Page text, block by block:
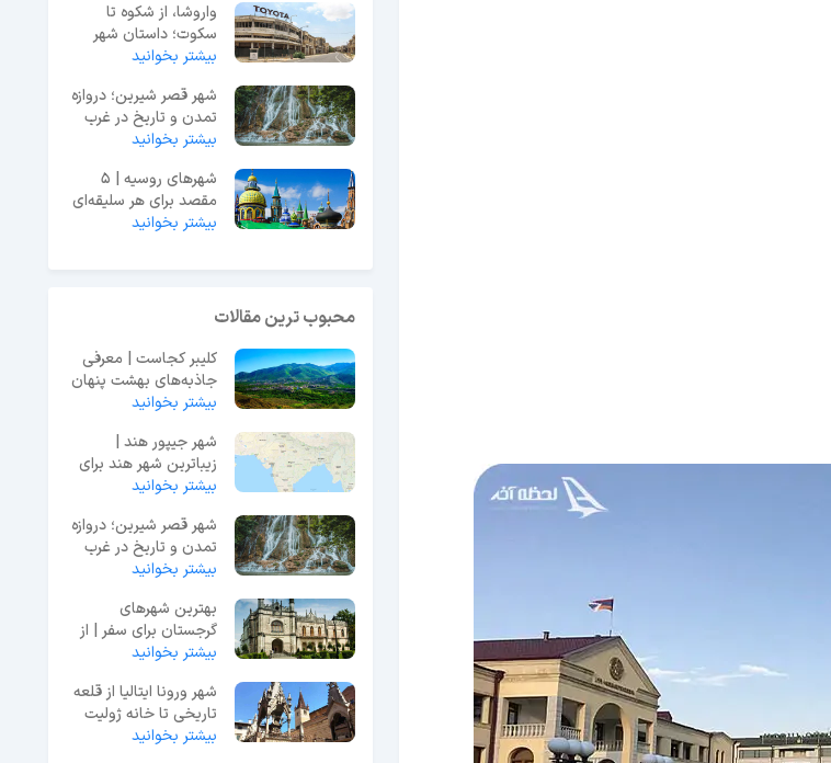
واروشا، از شکوه تا
سکوت؛ داستان شهر
ارواح قبرس شمالی
بیشتر بخوانید
شهر قصر شیرین؛ دروازه
تمدن و تاریخ در غرب
ایران
بیشتر بخوانید
شهرهای روسیه | 5
مقصد برای هر سلیقه‌ای
| تفریحات و نقشه
بیشتر بخوانید
محبوب ترین مقالات
کلیبر کجاست | معرفی
جاذبه‌های بهشت پنهان
آذربایجان
بیشتر بخوانید
شهر جیپور هند |
زیباترین شهر هند برای
گردش و داشتن تفریح
بیشتر بخوانید
شهر قصر شیرین؛ دروازه
تمدن و تاریخ در غرب
ایران
بیشتر بخوانید
بهترین شهرهای
گرجستان برای سفر | از
تفلیس تا باتومی
بیشتر بخوانید
شهر ورونا ایتالیا از قلعه
تاریخی تا خانه ژولیت
بیشتر بخوانید